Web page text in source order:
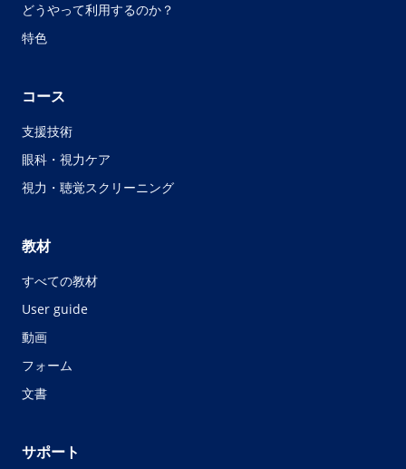
どうやって利用するのか？
特色
コース
支援技術
眼科・視力ケア
視力・聴覚スクリーニング
教材
すべての教材
User guide
動画
フォーム
文書
サポート